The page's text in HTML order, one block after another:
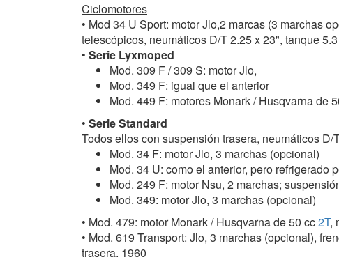
Ciclomotores
• Mod 34 U Sport: motor Jlo,2 marcas (3 marchas
telescópicos, neumáticos D/T 2.25 x 23", tanque
• Serie Lyxmoped
Mod. 309 F / 309 S: motor Jlo,
Mod. 349 F: igual que el anterior
Mod. 449 F: motores Monark / Husqvarna de
• Serie Standard
Todos ellos con suspensión trasera, neumáticos D/
Mod. 34 F: motor Jlo, 3 marchas (opcional)
Mod. 34 U: como el anterior, pero refrigerado
Mod. 249 F: motor Nsu, 2 marchas;
Mod. 349: motor Jlo, 3 marchas (opcional)
• Mod. 479: motor Monark / Husqvarna de 50 cc2T,
• Mod. 619 Transport: Jlo, 3 marchas (opcional),
trasera. 1960